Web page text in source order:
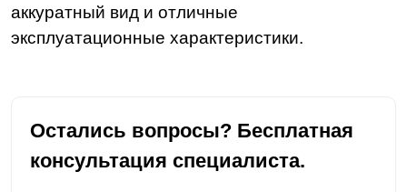
аккуратный вид и отличные
эксплуатационные характеристики.
Остались вопросы? Бесплатная
консультация специалиста.